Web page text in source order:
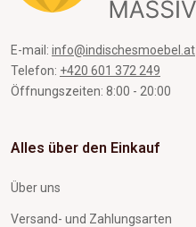
E-mail: info@indischesmoebel.at
Telefon: +420 601 372 249
Öffnungszeiten: 8:00 - 20:00
Alles über den Einkauf
Über uns
Versand- und Zahlungsarten